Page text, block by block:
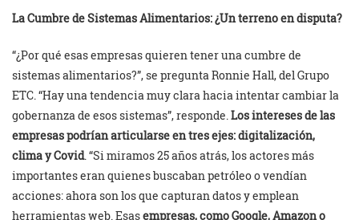
La Cumbre de Sistemas Alimentarios: ¿Un terreno en disputa?
“¿Por qué esas empresas quieren tener una cumbre de
sistemas alimentarios?”, se pregunta Ronnie Hall, del Grupo
ETC. “Hay una tendencia muy clara hacia intentar cambiar la
gobernanza de esos sistemas”, responde.Los intereses de las
empresas podrían articularse en tres ejes: digitalización,
clima y Covid. “Si miramos 25 años atrás, los actores más
importantes eran quienes buscaban petróleo o vendían
acciones: ahora son los que capturan datos y emplean
herramientas web. Esasempresas, como Google, Amazon o